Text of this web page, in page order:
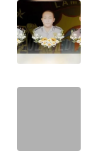
PADANG
LAWAS
SUMEDANG